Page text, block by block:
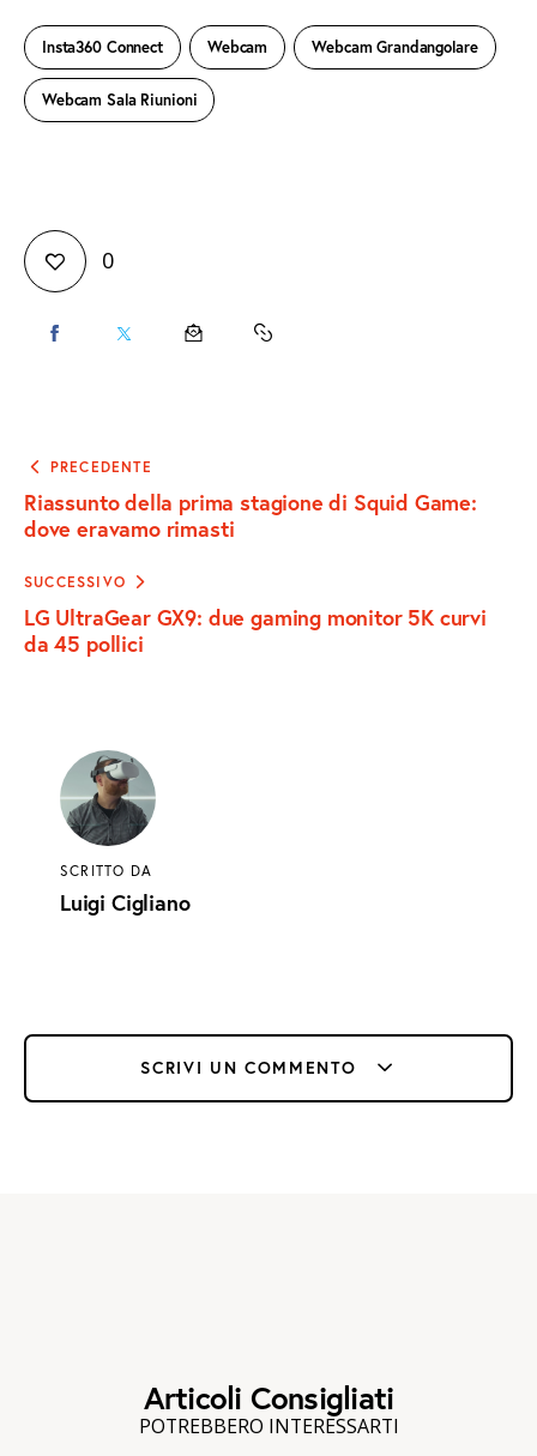
Insta360 Connect Webcam Webcam Grandangolare
Webcam Sala Riunioni
0
CONDIVIDICONDIVIDICONDIVIDICOPY
CLIPBOARD
Navigazione
articoli
PRECEDENTE
Riassunto della prima stagione di Squid Game:
dove eravamo rimasti
SUCCESSIVO
LG UltraGear GX9: due gaming monitor 5K curvi
da 45 pollici
SCRITTO DA
Luigi Cigliano
SCRIVI UN COMMENTO
Articoli Consigliati
POTREBBERO INTERESSARTI